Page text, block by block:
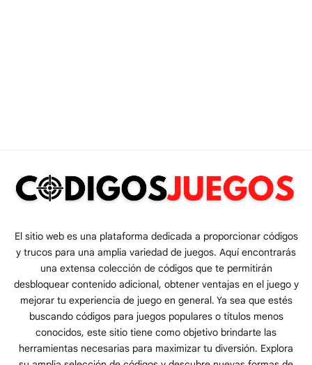
El sitio web es una plataforma dedicada a proporcionar códigos
y trucos para una amplia variedad de juegos. Aquí encontrarás
una extensa colección de códigos que te permitirán
desbloquear contenido adicional, obtener ventajas en el juego y
mejorar tu experiencia de juego en general. Ya sea que estés
buscando códigos para juegos populares o títulos menos
conocidos, este sitio tiene como objetivo brindarte las
herramientas necesarias para maximizar tu diversión. Explora